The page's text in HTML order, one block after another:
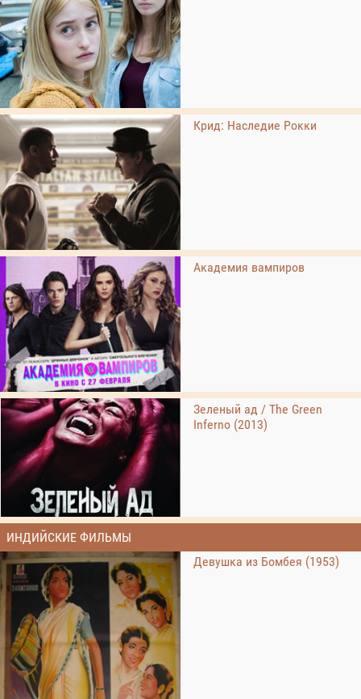
Крид: Наследие Рокки
Академия вампиров
Зеленый ад / The Green
Inferno (2013)
ИНДИЙСКИЕ ФИЛЬМЫ
Девушка из Бомбея (1953)